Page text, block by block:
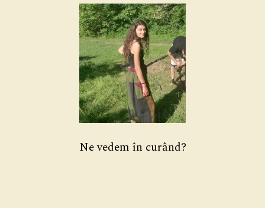
Ne vedem în curând?